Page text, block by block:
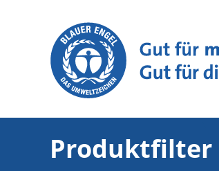
Produktfilter